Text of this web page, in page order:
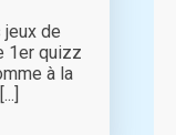
de
1er quizz
à la